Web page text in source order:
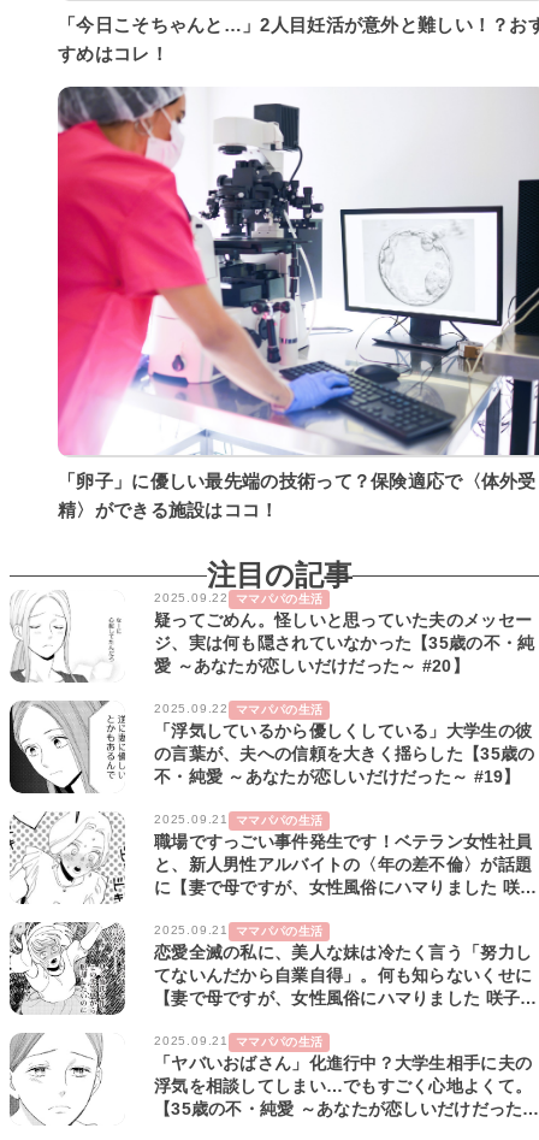
「今日こそちゃんと…」2人目妊活が意外と難しい！？お
すめはコレ！
「卵子」に優しい最先端の技術って？保険適応で〈体外受
精〉ができる施設はココ！
注目の記事
2025.09.22 ママパパの生活
疑ってごめん。怪しいと思っていた夫のメッセー
ジ、実は何も隠されていなかった【35歳の不・純
愛 ～あなたが恋しいだけだった～ #20】
2025.09.22 ママパパの生活
「浮気しているから優しくしている」大学生の彼
の言葉が、夫への信頼を大きく揺らした【35歳の
不・純愛 ～あなたが恋しいだけだった～ #19】
2025.09.21 ママパパの生活
職場ですっごい事件発生です！ベテラン女性社員
と、新人男性アルバイトの〈年の差不倫〉が話題
に【妻で母ですが、女性風俗にハマりました 咲子
2025.09.21 ママパパの生活
恋愛全滅の私に、美人な妹は冷たく言う「努力し
てないんだから自業自得」。何も知らないくせに
【妻で母ですが、女性風俗にハマりました 咲子の
2025.09.21 ママパパの生活
「ヤバいおばさん」化進行中？大学生相手に夫の
浮気を相談してしまい…でもすごく心地よくて。
【35歳の不・純愛 ～あなたが恋しいだけだった～